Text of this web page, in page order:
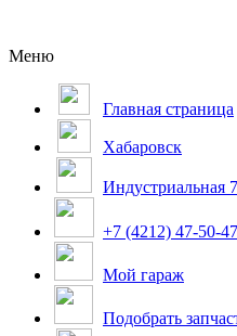
Меню
Главная страница
Хабаровск
Индустриальная 7
+7 (4212) 47-50-47
Мой гараж
Подобрать